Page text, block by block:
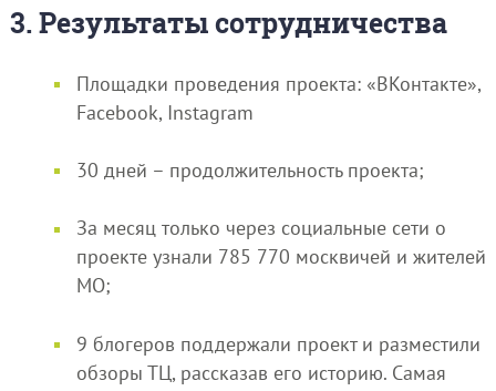
3. Результаты сотрудничества
Площадки проведения проекта: «ВКонтакте»,
Facebook, Instagram
30 дней – продолжительность проекта;
За месяц только через социальные сети о
проекте узнали 785 770 москвичей и жителей
МО;
9 блогеров поддержали проект и разместили
обзоры ТЦ, рассказав его историю. Самая